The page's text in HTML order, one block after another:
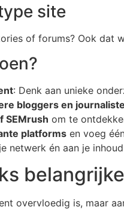
site
of forums? Ook dat
: Denk aan unieke
bloggers en
SEMrush om te
platforms en voeg
netwerk én aan je
overvloedig is, maar